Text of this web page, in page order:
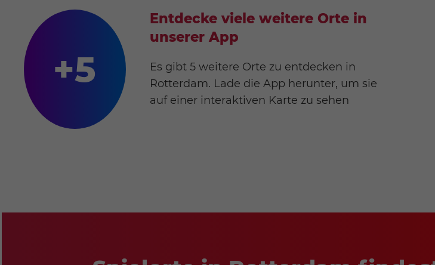
+5
Entdecke viele weitere Orte in
unserer App
Es gibt 5 weitere Orte zu entdecken in
Rotterdam. Lade die App herunter, um sie
auf einer interaktiven Karte zu sehen